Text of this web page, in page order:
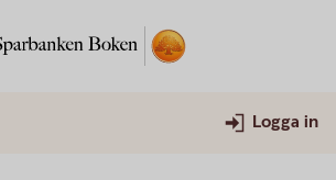
Logga in